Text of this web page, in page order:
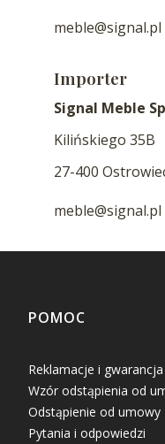
meble@signal.pl
Importer
Signal Meble
Kilińskiego 35B
27-400
meble@signal.pl
Linki w stopce
POMOC
Reklamacje i gwarancja
Wzór odstąpienia od
Odstąpienie od umowy
Pytania i odpowiedzi